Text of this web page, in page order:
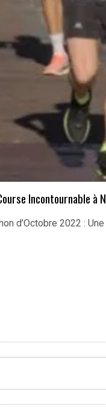
Incontournable à
d’Octobre 2022 :